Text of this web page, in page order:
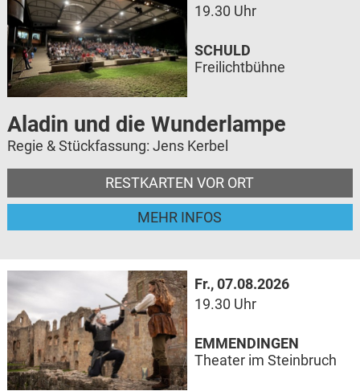
19.30 Uhr
Aladin und die Wunderlampe
Regie & Stückfassung: Jens Kerbel
RESTKARTEN VOR ORT
MEHR INFOS
SCHULD
Freilichtbühne
Fr., 07.08.2026
19.30 Uhr
EMMENDINGEN
Theater im Steinbruch